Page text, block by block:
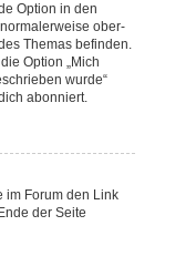
Option in den
ober-
Themas befinden.
Option „Mich
wurde“
abonniert.
im Forum den Link
der Seite